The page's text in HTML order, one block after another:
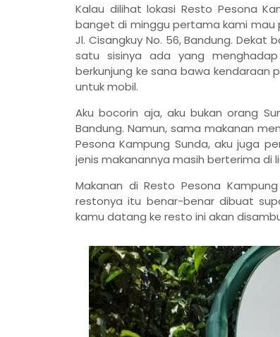
Kalau dilihat lokasi Resto Pesona
banget di minggu pertama kami mau
Jl. Cisangkuy No. 56, Bandung.
satu sisinya ada yang
berkunjung ke sana bawa kendaraan
untuk mobil.
Aku bocorin aja, aku bukan orang
Bandung. Namun, sama makanan
Pesona Kampung Sunda, aku juga
jenis makanannya masih berterima di
Makanan di Resto Pesona
restonya itu benar-benar dibuat
kamu datang ke resto ini akan